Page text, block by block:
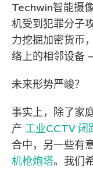
Techwin智能摄
机受到犯罪分子
力挖掘加密货币
络上的相邻设备
未来形势严峻？
事实上，除了家
产 工业CCTV 闭
合中，另一些有
机枪炮塔。我们